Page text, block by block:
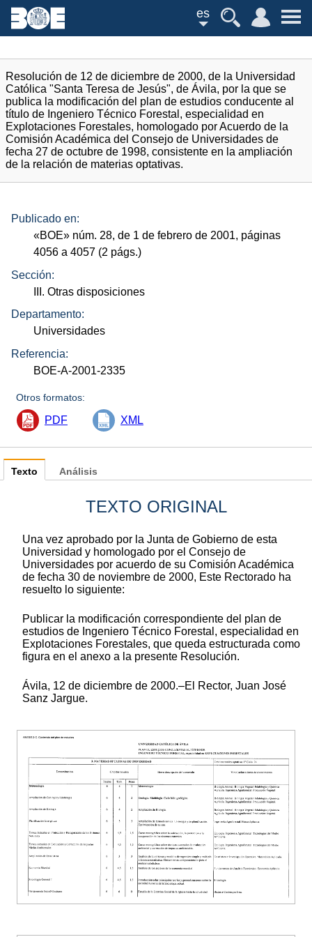
es
Resolución de 12 de diciembre de 2000, de la Universidad
Católica "Santa Teresa de Jesús", de Ávila, por la que se
publica la modificación del plan de estudios conducente al
título de Ingeniero Técnico Forestal, especialidad en
Explotaciones Forestales, homologado por Acuerdo de la
Comisión Académica del Consejo de Universidades de
fecha 27 de octubre de 1998, consistente en la ampliación
de la relación de materias optativas.
Publicado en:
«BOE» núm. 28, de 1 de febrero de 2001, páginas
4056 a 4057 (2 págs.)
Sección:
III. Otras disposiciones
Departamento:
Universidades
Referencia:
BOE-A-2001-2335
Otros formatos:
PDF XML
Texto
TEXTO ORIGINAL
Una vez aprobado por la Junta de Gobierno de esta
Universidad y homologado por el Consejo de
Universidades por acuerdo de su Comisión Académica
de fecha 30 de noviembre de 2000, Este Rectorado ha
resuelto lo siguiente:
Publicar la modificación correspondiente del plan de
estudios de Ingeniero Técnico Forestal, especialidad en
Explotaciones Forestales, que queda estructurada como
figura en el anexo a la presente Resolución.
Ávila, 12 de diciembre de 2000.‒El Rector, Juan José
Sanz Jargue.
Análisis